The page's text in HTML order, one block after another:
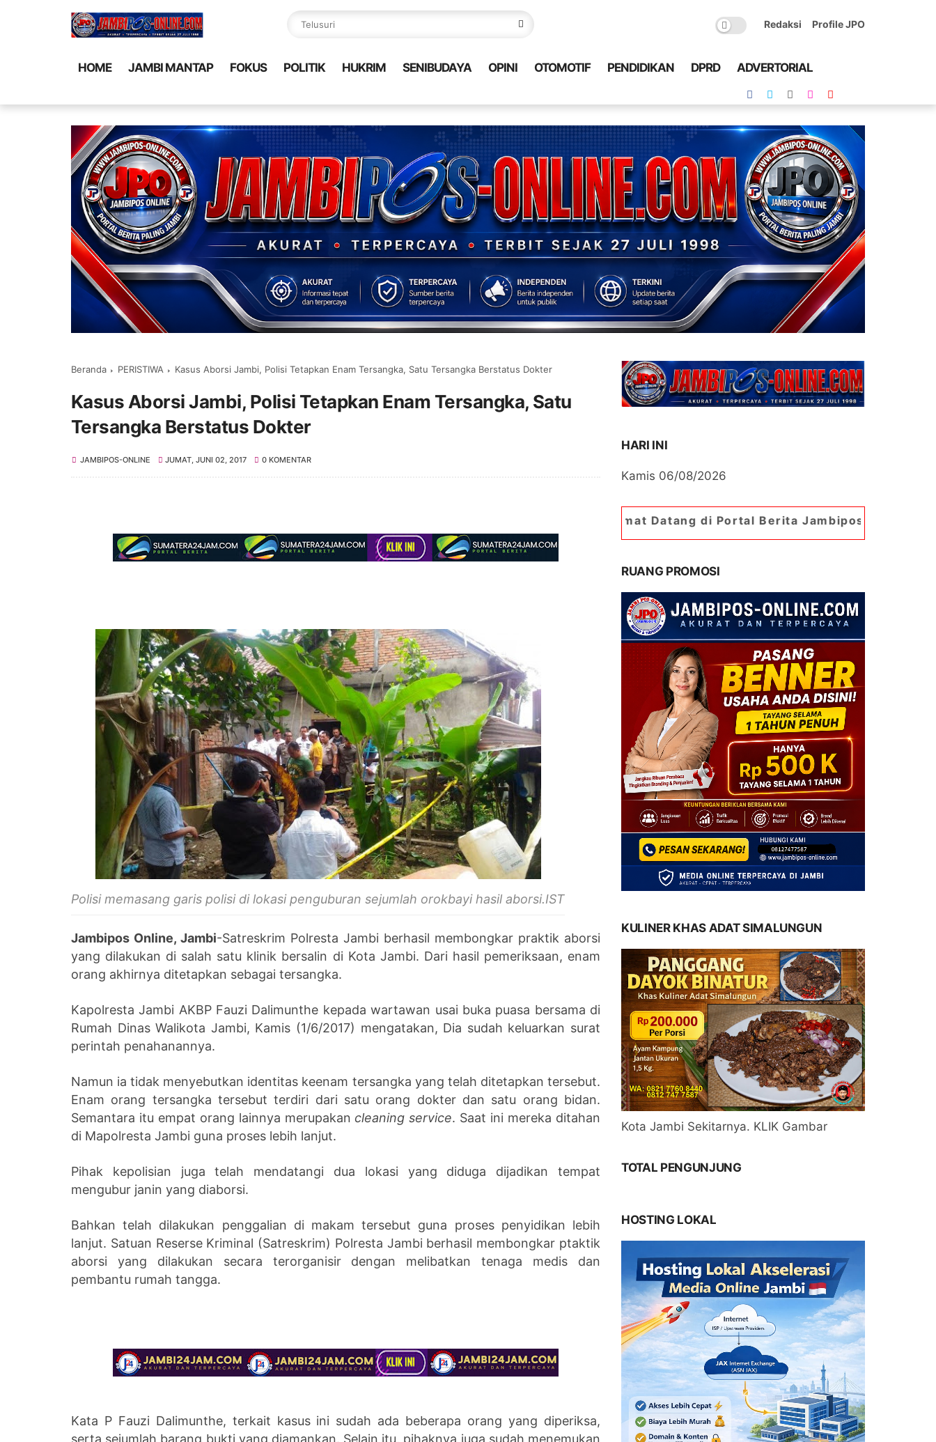
Redaksi Profile JPO
HOME JAMBI MANTAP FOKUS POLITIK HUKRIM SENIBUDAYA OPINI OTOMOTIF PENDIDIKAN DPRD ADVERTORIAL
Beranda PERISTIWA Kasus Aborsi Jambi, Polisi Tetapkan Enam Tersangka, Satu Tersangka Berstatus Dokter
Kasus Aborsi Jambi, Polisi Tetapkan Enam Tersangka, Satu
Tersangka Berstatus Dokter
JAMBIPOS-ONLINE JUMAT, JUNI 02, 2017 0 KOMENTAR
Polisi memasang garis polisi di lokasi penguburan sejumlah orokbayi hasil aborsi.IST
Jambipos Online, Jambi-Satreskrim Polresta Jambi berhasil membongkar praktik aborsi
yang dilakukan di salah satu klinik bersalin di Kota Jambi. Dari hasil pemeriksaan, enam
orang akhirnya ditetapkan sebagai tersangka.
Kapolresta Jambi AKBP Fauzi Dalimunthe kepada wartawan usai buka puasa bersama di
Rumah Dinas Walikota Jambi, Kamis (1/6/2017) mengatakan, Dia sudah keluarkan surat
perintah penahanannya.
Namun ia tidak menyebutkan identitas keenam tersangka yang telah ditetapkan tersebut.
Enam orang tersangka tersebut terdiri dari satu orang dokter dan satu orang bidan.
Semantara itu empat orang lainnya merupakan cleaning service. Saat ini mereka ditahan
di Mapolresta Jambi guna proses lebih lanjut.
Pihak kepolisian juga telah mendatangi dua lokasi yang diduga dijadikan tempat
mengubur janin yang diaborsi.
Bahkan telah dilakukan penggalian di makam tersebut guna proses penyidikan lebih
lanjut. Satuan Reserse Kriminal (Satreskrim) Polresta Jambi berhasil membongkar ptaktik
aborsi yang dilakukan secara terorganisir dengan melibatkan tenaga medis dan
pembantu rumah tangga.
Kata P Fauzi Dalimunthe, terkait kasus ini sudah ada beberapa orang yang diperiksa,
serta sejumlah barang bukti yang diamankan. Selain itu, pihaknya juga sudah menemukan
HARI INI
Kamis 06/08/2026
Selamat Datang di Portal Berita Jambipos Online. Portal Berita
RUANG PROMOSI
KULINER KHAS ADAT SIMALUNGUN
Kota Jambi Sekitarnya. KLIK Gambar
TOTAL PENGUNJUNG
HOSTING LOKAL